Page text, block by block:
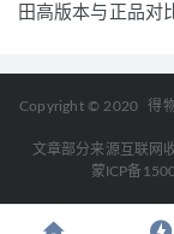
田高版本与正品对
Copyright © 2020 得
文章部分来源互联网
蒙ICP备